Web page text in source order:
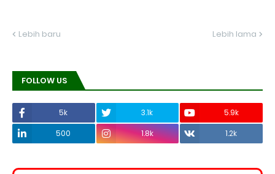
Lebih baru Lebih lama
FOLLOW US
5k 3.1k
5.9k
500
1.8k 1.2k